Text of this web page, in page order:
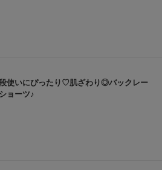
使いにぴったり♡肌ざわり◎バックレー
ョーツ♪